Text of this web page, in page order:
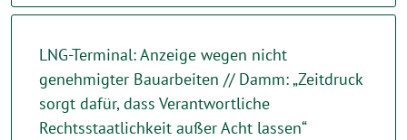
LNG-Terminal: Anzeige wegen nicht
genehmigter Bauarbeiten // Damm: „Zeitdruck
sorgt dafür, dass Verantwortliche
Rechtsstaatlichkeit außer Acht lassen“